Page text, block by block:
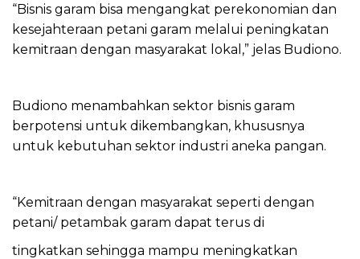
“Bisnis garam bisa mengangkat perekonomian dan
kesejahteraan petani garam melalui peningkatan
kemitraan dengan masyarakat lokal,” jelas Budiono.
Budiono menambahkan sektor bisnis garam
berpotensi untuk dikembangkan, khususnya
untuk kebutuhan sektor industri aneka pangan.
“Kemitraan dengan masyarakat seperti dengan
petani/ petambak garam dapat terus di
tingkatkan sehingga mampu meningkatkan